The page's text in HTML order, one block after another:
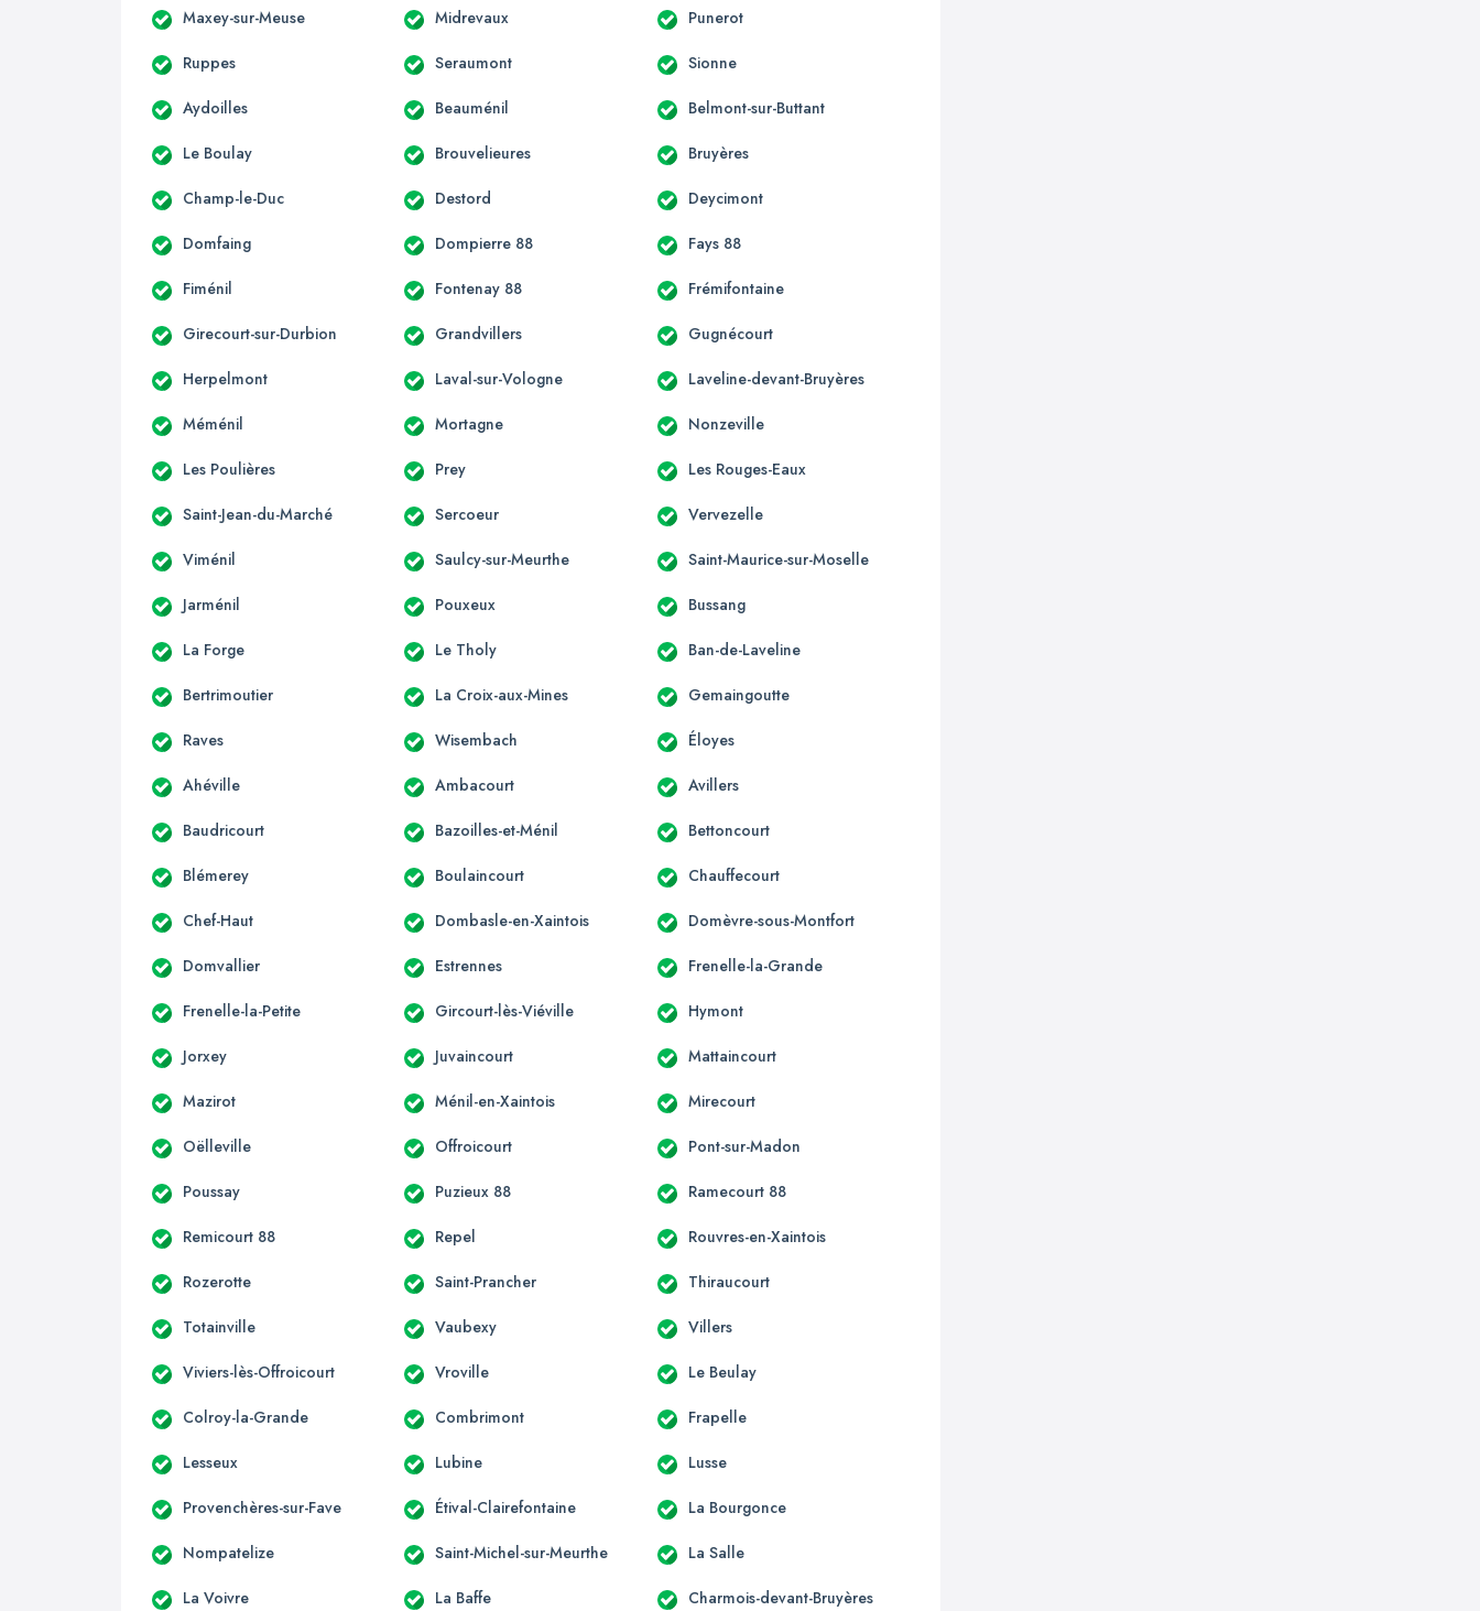
Maxey-sur-Meuse Midrevaux Punerot
Ruppes Seraumont Sionne
Aydoilles Beauménil Belmont-sur-Buttant
Le Boulay Brouvelieures Bruyères
Champ-le-Duc Destord Deycimont
Domfaing Dompierre 88 Fays 88
Fiménil Fontenay 88 Frémifontaine
Girecourt-sur-Durbion Grandvillers Gugnécourt
Herpelmont Laval-sur-Vologne Laveline-devant-Bruyères
Méménil Mortagne Nonzeville
Les Poulières Prey Les Rouges-Eaux
Saint-Jean-du-Marché Sercoeur Vervezelle
Viménil Saulcy-sur-Meurthe Saint-Maurice-sur-Moselle
Jarménil Pouxeux Bussang
La Forge Le Tholy Ban-de-Laveline
Bertrimoutier La Croix-aux-Mines Gemaingoutte
Raves Wisembach Éloyes
Ahéville Ambacourt Avillers
Baudricourt Bazoilles-et-Ménil Bettoncourt
Blémerey Boulaincourt Chauffecourt
Chef-Haut Dombasle-en-Xaintois Domèvre-sous-Montfort
Domvallier Estrennes Frenelle-la-Grande
Frenelle-la-Petite Gircourt-lès-Viéville Hymont
Jorxey Juvaincourt Mattaincourt
Mazirot Ménil-en-Xaintois Mirecourt
Oëlleville Offroicourt Pont-sur-Madon
Poussay Puzieux 88 Ramecourt 88
Remicourt 88 Repel Rouvres-en-Xaintois
Rozerotte Saint-Prancher Thiraucourt
Totainville Vaubexy Villers
Viviers-lès-Offroicourt Vroville Le Beulay
Colroy-la-Grande Combrimont Frapelle
Lesseux Lubine Lusse
Provenchères-sur-Fave Étival-Clairefontaine La Bourgonce
Nompatelize Saint-Michel-sur-Meurthe La Salle
La Voivre La Baffe Charmois-devant-Bruyères